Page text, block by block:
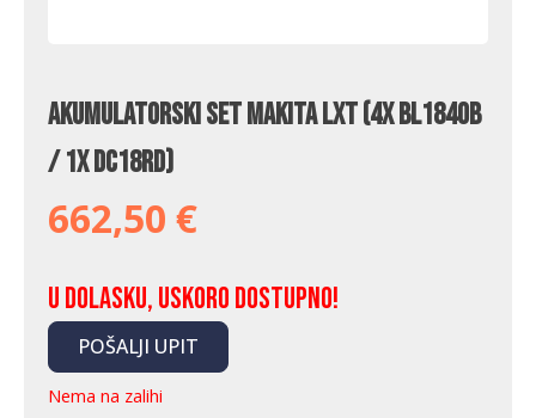
Akumulatorski set Makita LXT (4x BL1840B
/ 1x DC18RD)
662,50 €
U dolasku, uskoro dostupno!
POŠALJI UPIT
Nema na zalihi